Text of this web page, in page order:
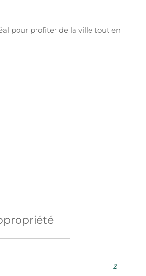
pour profiter de la ville tout en
2